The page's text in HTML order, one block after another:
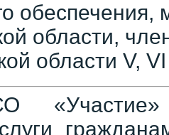
обеспечения,
области,
области V,